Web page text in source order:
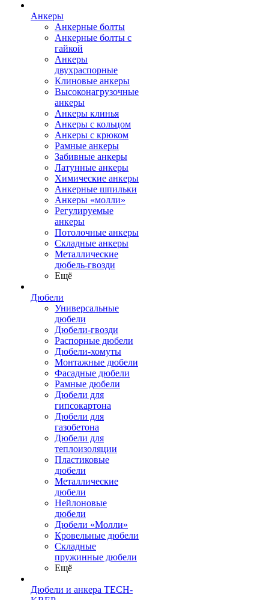
Анкеры
Анкерные болты
Анкерные болты с
гайкой
Анкеры
двухраспорные
Клиновые анкеры
Высоконагрузочные
анкеры
Анкеры клинья
Анкеры с кольцом
Анкеры с крюком
Рамные анкеры
Забивные анкеры
Латунные анкеры
Химические анкеры
Анкерные шпильки
Анкеры «молли»
Регулируемые
анкеры
Потолочные анкеры
Складные анкеры
Металлические
дюбель-гвозди
Ещё
Дюбели
Универсальные
дюбели
Дюбели-гвозди
Распорные дюбели
Дюбели-хомуты
Монтажные дюбели
Фасадные дюбели
Рамные дюбели
Дюбели для
гипсокартона
Дюбели для
газобетона
Дюбели для
теплоизоляции
Пластиковые
дюбели
Металлические
дюбели
Нейлоновые
дюбели
Дюбели «Молли»
Кровельные дюбели
Складные
пружинные дюбели
Ещё
Дюбели и анкера TECH-